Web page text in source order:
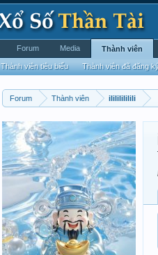
Forum Thành viên ilililililili
Forum Media Thành viên
Thành viên tiêu biểu Thành viên đã đăng